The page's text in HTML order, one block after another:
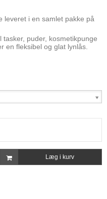
leveret i en samlet pakke på
puder, kosmetikpunge
en fleksibel og glat lynlås.
Læg i kurv